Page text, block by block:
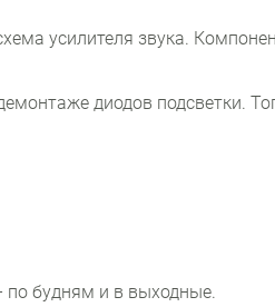
усилителя звука.
диодов подсветки.
будням и в выходные.